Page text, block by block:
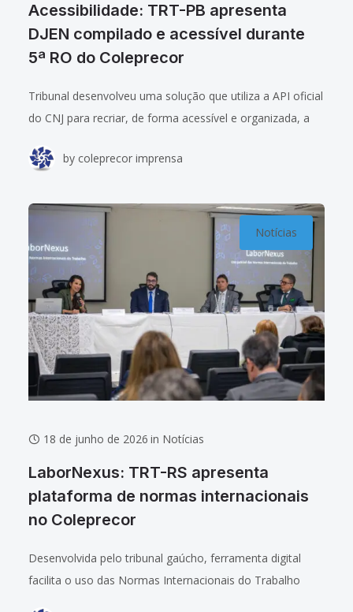
Acessibilidade: TRT-PB apresenta
DJEN compilado e acessível durante
5ª RO do Coleprecor
Tribunal desenvolveu uma solução que utiliza a API oficial
do CNJ para recriar, de forma acessível e organizada, a
presidente do Tribunal Regional
by coleprecor imprensa
Notícias
18 de junho de 2026 in Notícias
LaborNexus: TRT-RS apresenta
plataforma de normas internacionais
no Coleprecor
Desenvolvida pelo tribunal gaúcho, ferramenta digital
facilita o uso das Normas Internacionais do Trabalho